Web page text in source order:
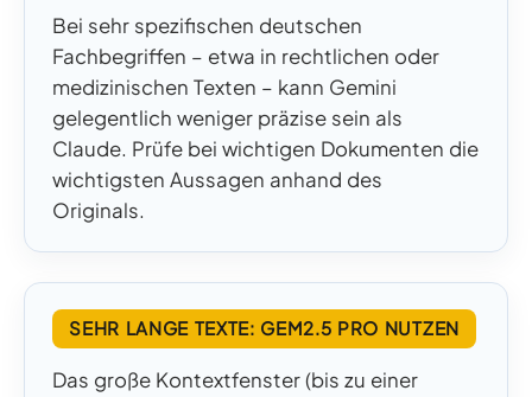
Bei sehr spezifischen deutschen
Fachbegriffen – etwa in rechtlichen oder
medizinischen Texten – kann Gemini
gelegentlich weniger präzise sein als
Claude. Prüfe bei wichtigen Dokumenten die
wichtigsten Aussagen anhand des
Originals.
SEHR LANGE TEXTE: GEM2.5 PRO NUTZEN
Das große Kontextfenster (bis zu einer